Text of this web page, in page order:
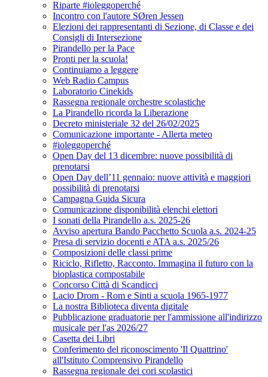
Riparte #ioleggoperché
Incontro con l'autore SØren Jessen
Elezioni dei rappresentanti di Sezione, di Classe e dei
Consigli di Intersezione
Pirandello per la Pace
Pronti per la scuola!
Continuiamo a leggere
Web Radio Campus
Laboratorio Cinekids
Rassegna regionale orchestre scolastiche
La Pirandello ricorda la Liberazione
Decreto ministeriale 32 del 26/02/2025
Comunicazione importante - Allerta meteo
#ioleggoperché
Open Day del 13 dicembre: nuove possibilità di
prenotarsi
Open Day dell’11 gennaio: nuove attività e maggiori
possibilità di prenotarsi
Campagna Guida Sicura
Comunicazione disponibilità elenchi elettori
I sonati della Pirandello a.s. 2025-26
Avviso apertura Bando Pacchetto Scuola a.s. 2024-25
Presa di servizio docenti e ATA a.s. 2025/26
Composizioni delle classi prime
Riciclo, Rifletto, Racconto. Immagina il futuro con la
bioplastica compostabile
Concorso Città di Scandicci
Lacio Drom - Rom e Sinti a scuola 1965-1977
La nostra Biblioteca diventa digitale
Pubblicazione graduatorie per l'ammissione all'indirizzo
musicale per l'as 2026/27
Casetta dei Libri
Conferimento del riconoscimento 'Il Quattrino'
all'Istituto Comprensivo Pirandello
Rassegna regionale dei cori scolastici